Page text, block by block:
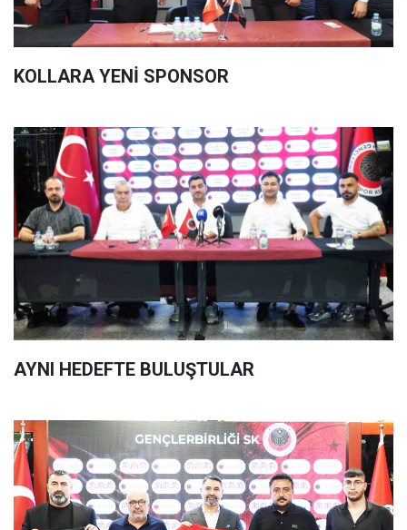
KOLLARA YENİ SPONSOR
AYNI HEDEFTE BULUŞTULAR